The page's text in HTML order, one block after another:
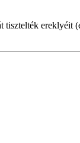
ereklyéit